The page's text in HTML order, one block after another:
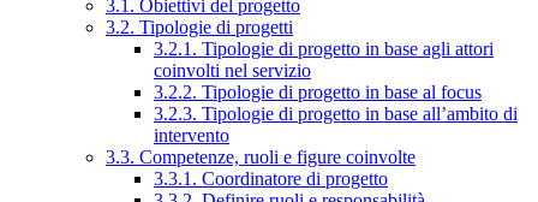
3.1. Obiettivi del progetto
3.2. Tipologie di progetti
3.2.1. Tipologie di progetto in base agli attori
coinvolti nel servizio
3.2.2. Tipologie di progetto in base al focus
3.2.3. Tipologie di progetto in base all’ambito di
intervento
3.3. Competenze, ruoli e figure coinvolte
3.3.1. Coordinatore di progetto